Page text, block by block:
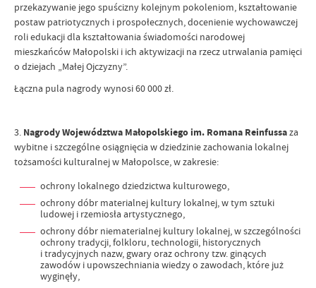
przekazywanie jego spuścizny kolejnym pokoleniom, kształtowanie
postaw patriotycznych i prospołecznych, docenienie wychowawczej
roli edukacji dla kształtowania świadomości narodowej
mieszkańców Małopolski i ich aktywizacji na rzecz utrwalania pamięci
o dziejach „Małej Ojczyzny”.
Łączna pula nagrody wynosi 60 000 zł.
3. Nagrody Województwa Małopolskiego im. Romana Reinfussaza
wybitne i szczególne osiągnięcia w dziedzinie zachowania lokalnej
tożsamości kulturalnej w Małopolsce, w zakresie:
ochrony lokalnego dziedzictwa kulturowego,
ochrony dóbr materialnej kultury lokalnej, w tym sztuki
ludowej i rzemiosła artystycznego,
ochrony dóbr niematerialnej kultury lokalnej, w szczególności
ochrony tradycji, folkloru, technologii, historycznych
i tradycyjnych nazw, gwary oraz ochrony tzw. ginących
zawodów i upowszechniania wiedzy o zawodach, które już
wyginęły,